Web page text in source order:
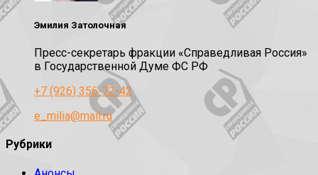
Эмилия Затолочная
Пресс-секретарь фракции «Справедливая Россия»
в Государственной Думе ФС РФ
+7 (926) 356-72-42
e_milia@mail.ru
Рубрики